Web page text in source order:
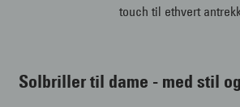
touch til ethvert
Solbriller til dame - med stil